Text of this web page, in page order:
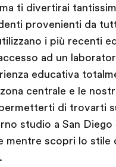
ti divertirai
provenienti da
i più recenti
ad un
educativa
centrale e le
di trovarti
studio a San
mentre scopri lo stile